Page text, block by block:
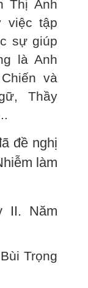
Thị Ánh
việc tập
sự giúp
là Anh
và
Thầy
đề nghị
làm
II. Năm
Trọng